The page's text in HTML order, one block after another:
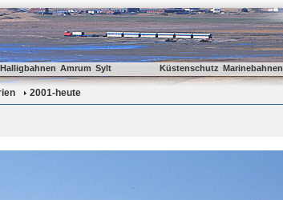
Halligbahnen Amrum Sylt Küstenschutz Marinebahnen
2001-heute